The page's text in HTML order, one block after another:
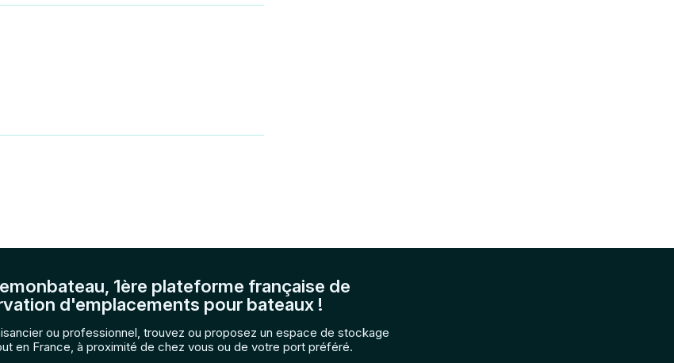
1ère plateforme française de
d'emplacements pour bateaux !
ou professionnel, trouvez ou proposez un espace de stockage
en France, à proximité de chez vous ou de votre port préféré.